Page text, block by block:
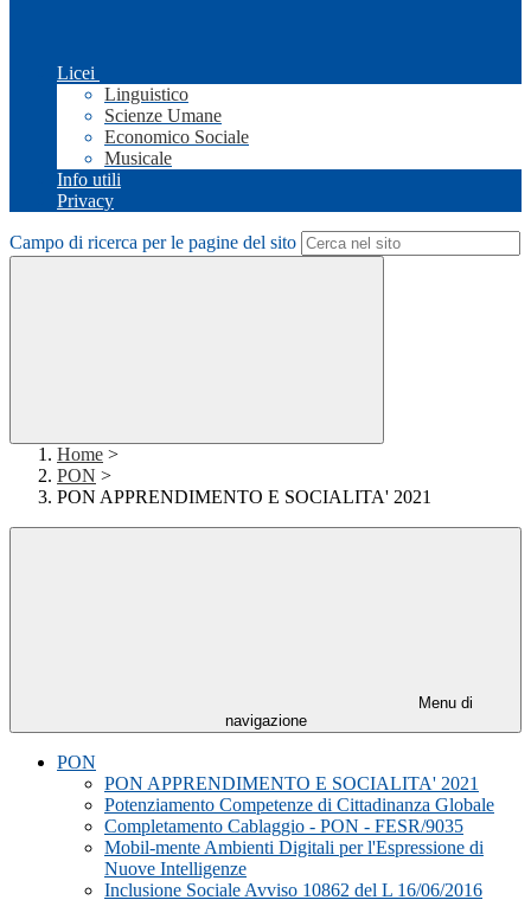
Licei
Linguistico
Scienze Umane
Economico Sociale
Musicale
Info utili
Privacy
Campo di ricerca per le pagine del sito
Home >
PON >
PON APPRENDIMENTO E SOCIALITA' 2021
Menu di
navigazione
PON
PON APPRENDIMENTO E SOCIALITA' 2021
Potenziamento Competenze di Cittadinanza Globale
Completamento Cablaggio - PON - FESR/9035
Mobil-mente Ambienti Digitali per l'Espressione di
Nuove Intelligenze
Inclusione Sociale Avviso 10862 del L 16/06/2016